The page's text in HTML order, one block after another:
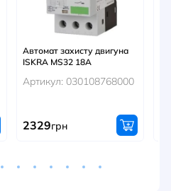
Автомат захисту двигуна
ISKRA MS32 18A
Артикул: 030108768000
2329грн